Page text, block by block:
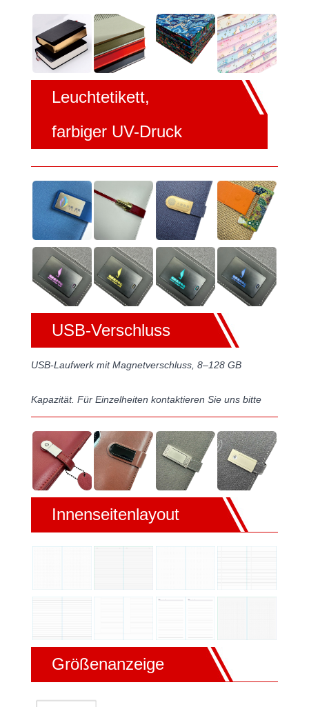
Leuchtetikett,
farbiger UV-Druck
USB-Verschluss
USB-Laufwerk mit Magnetverschluss, 8–128 GB
Kapazität. Für Einzelheiten kontaktieren Sie uns bitte
Innenseitenlayout
Größenanzeige